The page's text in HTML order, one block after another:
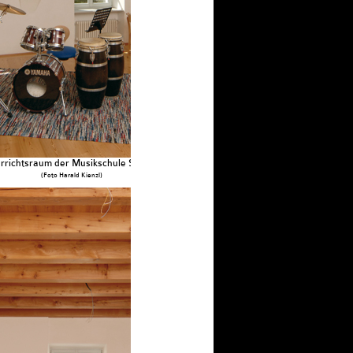
der Musikschule Sterzing
(Foto Harald Kienzl)